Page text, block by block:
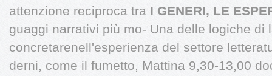
attenzione reciproca tra I GENERI, LE
guaggi narrativi più mo- Una delle logiche di
concretarenell'esperienza del settore
derni, come il fumetto, Mattina 9,30-13,00